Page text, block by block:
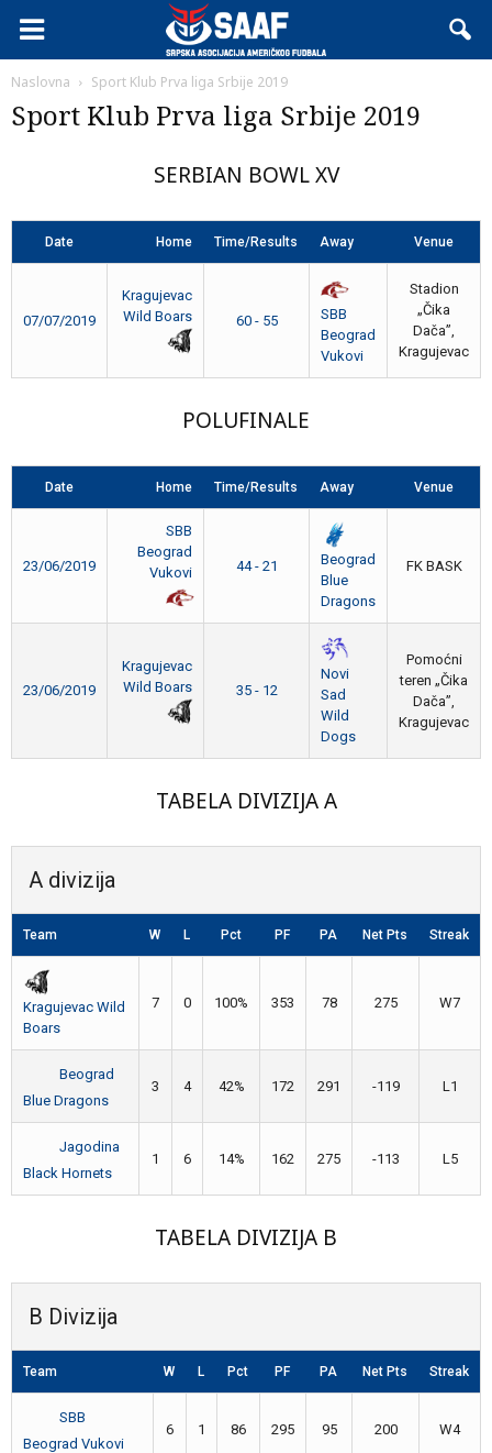
Naslovna Sport Klub Prva liga Srbije 2019
Sport Klub Prva liga Srbije 2019
SERBIAN BOWL XV
Date Home Time/Results Away Venue
07/07/2019
Kragujevac
Wild Boars
60 - 55
SBB
Beograd
Vukovi
Stadion
„Čika
Dača”,
Kragujevac
POLUFINALE
Date Home Time/Results Away Venue
23/06/2019
SBB
Beograd
Vukovi
44 - 21
Beograd
Blue
Dragons
FK BASK
23/06/2019
Kragujevac
Wild Boars
35 - 12
Novi
Sad
Wild
Dogs
Pomoćni
teren „Čika
Dača”,
Kragujevac
TABELA DIVIZIJA A
A divizija
Team W L Pct PF PA Net Pts Streak
Kragujevac Wild
Boars
7 0 100% 353 78 275 W7
Beograd
Blue Dragons
3 4 42% 172 291 -119 L1
Jagodina
Black Hornets
1 6 14% 162 275 -113 L5
TABELA DIVIZIJA B
B Divizija
Team W L Pct PF PA Net Pts Streak
SBB
Beograd Vukovi
6 1 86 295 95 200 W4